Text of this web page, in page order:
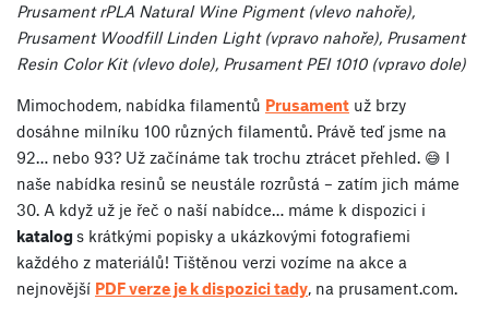
Prusament rPLA Natural Wine Pigment (vlevo nahoře),
Prusament Woodfill Linden Light (vpravo nahoře), Prusament
Resin Color Kit (vlevo dole), Prusament PEI 1010 (vpravo dole)
Mimochodem, nabídka filamentů Prusament už brzy
dosáhne milníku 100 různých filamentů. Právě teď jsme na
92… nebo 93? Už začínáme tak trochu ztrácet přehled. 😅 I
naše nabídka resinů se neustále rozrůstá – zatím jich máme
30. A když už je řeč o naší nabídce… máme k dispozici i
katalog s krátkými popisky a ukázkovými fotografiemi
každého z materiálů! Tištěnou verzi vozíme na akce a
nejnovější PDF verze je k dispozici tady, na prusament.com.